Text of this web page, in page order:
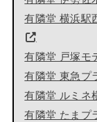
有隣堂 横浜駅
有隣堂 戸塚モ
有隣堂 東急プ
有隣堂 ルミネ
有隣堂 たまプ